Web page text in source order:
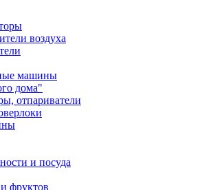
воздуха
машины
дома"
отпариватели
и посуда
фруктов